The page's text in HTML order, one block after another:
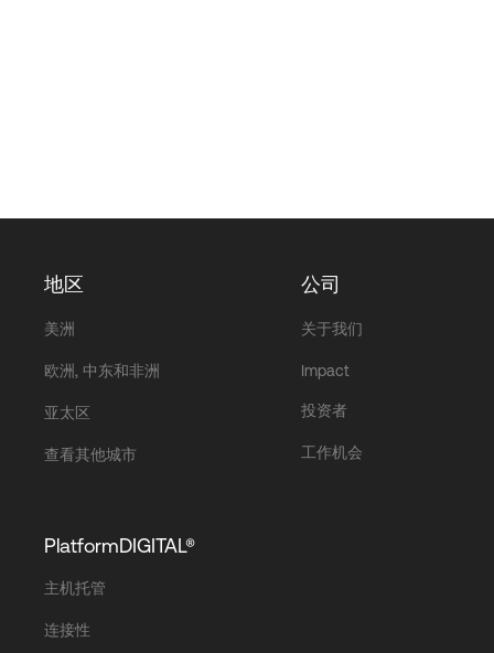
地区
美洲
欧洲, 中东和非洲
亚太区
查看其他城市
公司
关于我们
Impact
投资者
工作机会
PlatformDIGITAL®
主机托管
连接性